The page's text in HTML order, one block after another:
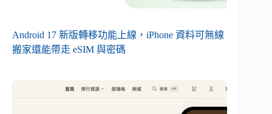
Android 17 新版轉移功能上線，iPhone 資料可無線
搬家還能帶走 eSIM 與密碼